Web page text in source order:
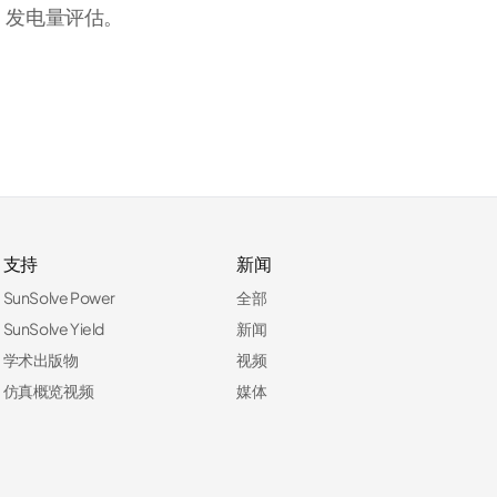
发电量评估。
支持
SunSolve Power
SunSolve Yield
学术出版物
仿真概览视频
新闻
全部
新闻
视频
媒体